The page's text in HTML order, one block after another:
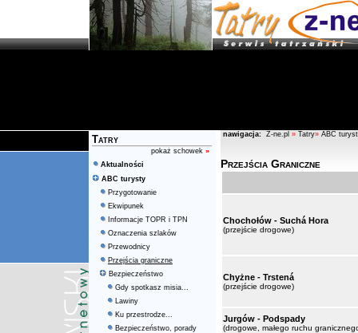
Tatry
pokaż schowek »
Aktualności
ABC turysty
Przygotowanie
Ekwipunek
Informacje TOPR i TPN
Oznaczenia szlaków
Przewodnicy
Przejścia graniczne
Bezpieczeństwo
Gdy spotkasz misia...
Lawiny
Ku przestrodze...
Bezpieczeństwo, porady
nawigacja: Z-ne.pl » Tatry» ABC
Przejścia Graniczne
Chochołów - Suchá Hora
(przejście drogowe)
Chyżne - Trstená
(przejście drogowe)
Jurgów - Podspady
(drogowe, małego ruchu